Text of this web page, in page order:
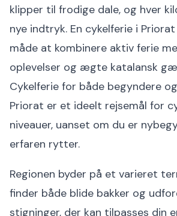
klipper til frodige dale, og hver
nye indtryk. En cykelferie i
måde at kombinere aktiv ferie
oplevelser og ægte katalansk
Cykelferie for både begyndere
Priorat er et ideelt rejsemål for
niveauer, uanset om du er
erfaren rytter.
Regionen byder på et varieret
finder både blide bakker og
stigninger, der kan tilpasses din